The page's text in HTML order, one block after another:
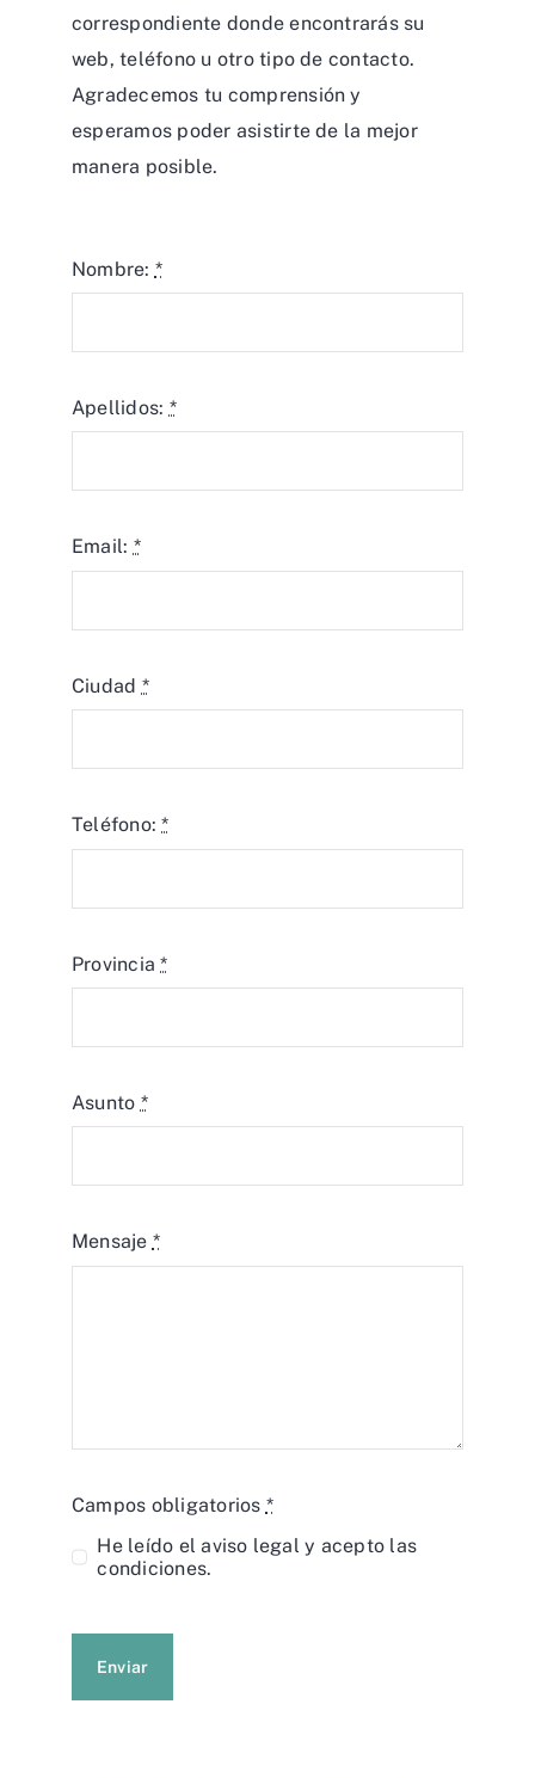
correspondiente donde encontrarás su
web, teléfono u otro tipo de contacto.
Agradecemos tu comprensión y
esperamos poder asistirte de la mejor
manera posible.
Nombre: *
Apellidos: *
Email: *
Ciudad *
Teléfono:*
Provincia*
Asunto *
Mensaje *
Campos obligatorios *
He leído elaviso legal y acepto las
condiciones.
Enviar